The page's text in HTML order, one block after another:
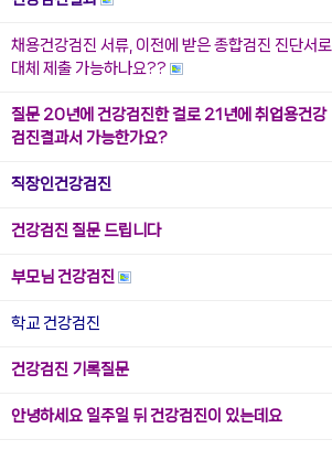
채용건강검진 서류, 이전에 받은 종합검진 진단서로
대체 제출 가능하나요??
질문 20년에 건강검진한 걸로 21년에 취업용건강
검진결과서 가능한가요?
직장인건강검진
건강검진 질문 드립니다
부모님 건강검진
학교 건강검진
건강검진 기록질문
안녕하세요 일주일 뒤 건강검진이 있는데요